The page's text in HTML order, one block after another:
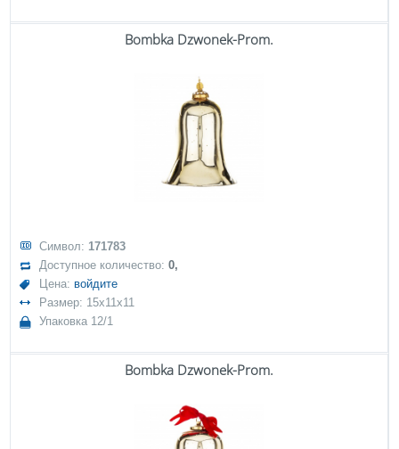
Bombka Dzwonek-Prom.
Символ: 171783
Доступное количество:0,
Цена: войдите
Размер: 15x11x11
Упаковка 12/1
Bombka Dzwonek-Prom.